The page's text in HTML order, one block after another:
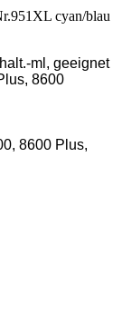
cyan/blau
ml, geeignet
8600
8600 Plus,